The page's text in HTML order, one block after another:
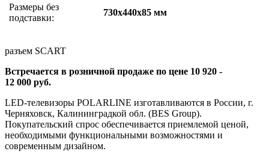
Размеры без
подставки:
730x440x85 мм
разъем SCART
Встречается в розничной продаже по цене 10 920 -
12 000 руб.
LED-телевизоры POLARLINE изготавливаются в России, г.
Черняховск, Калининградкой обл. (BES Group).
Покупательский спрос обеспечивается приемлемой ценой,
необходимыми функциональными возможностями и
современным дизайном.